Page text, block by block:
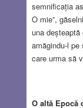
semnificația
O mie”,
una
amăgindu-l
care urma să
O altă Epocă